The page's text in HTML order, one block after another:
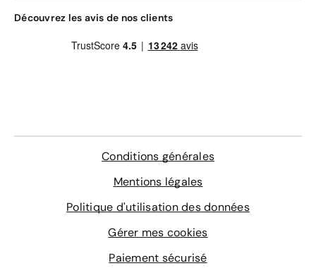
Découvrez les avis de nos clients
Conditions générales
Mentions légales
Politique d'utilisation des données
Gérer mes cookies
Paiement sécurisé